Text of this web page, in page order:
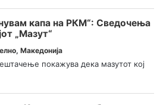
капа на РКМ“: Сведочења
„Мазут“
, Македонија
покажува дека мазутот кој